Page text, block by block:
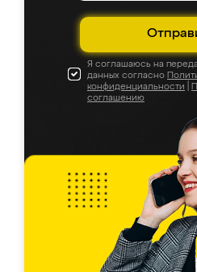
Я соглашаюсь на
данных согласно
конфиденциальности
соглашению